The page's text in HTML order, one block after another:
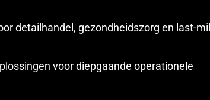
detailhandel, gezondheidszorg en last-
voor diepgaande operationele